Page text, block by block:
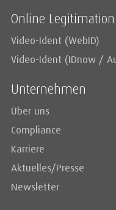
Online Legitimation
Video-Ident (WebID)
Video-Ident (IDnow /
Unternehmen
Über uns
Compliance
Karriere
Aktuelles/Presse
Newsletter